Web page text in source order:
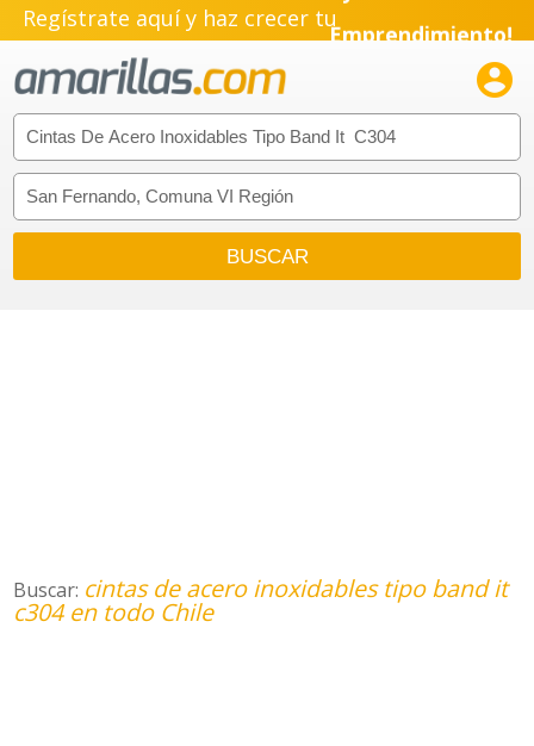
Regístrate aquí y haz crecer tuEmprendimiento!

Buscar: cintas de acero inoxidables tipo band it
c304 en todo Chile